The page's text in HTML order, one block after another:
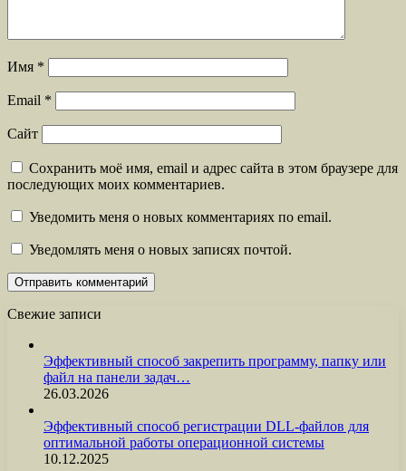
Имя *
Email *
Сайт
Сохранить моё имя, email и адрес сайта в этом браузере для
последующих моих комментариев.
Уведомить меня о новых комментариях по email.
Уведомлять меня о новых записях почтой.
Свежие записи
Эффективный способ закрепить программу, папку или
файл на панели задач…
26.03.2026
Эффективный способ регистрации DLL-файлов для
оптимальной работы операционной системы
10.12.2025